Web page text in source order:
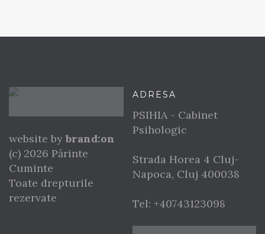
website by brand:on
(c) 2026 Părinte
Cuminte
Toate drepturile
rezervate
ADRESA
PSIHIA - Cabinet
Psihologic
Strada Horea 4 Cluj-
Napoca, Cluj 400038
Tel: +40743123098